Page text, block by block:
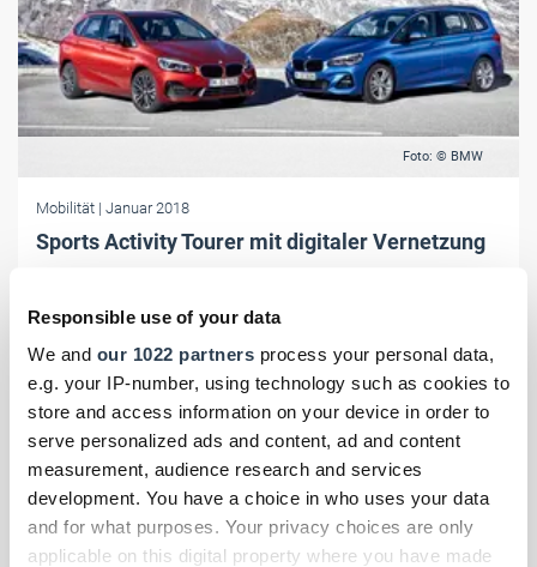
Responsible use of your data
We and our 1022 partners process your personal data,
e.g. your IP-number, using technology such as cookies to
store and access information on your device in order to
serve personalized ads and content, ad and content
measurement, audience research and services
development. You have a choice in who uses your data
and for what purposes. Your privacy choices are only
applicable on this digital property where you have made
Foto: © BMW
Mobilität | Januar 2018
Sports Activity Tourer mit digitaler Vernetzung
verkauft worden.